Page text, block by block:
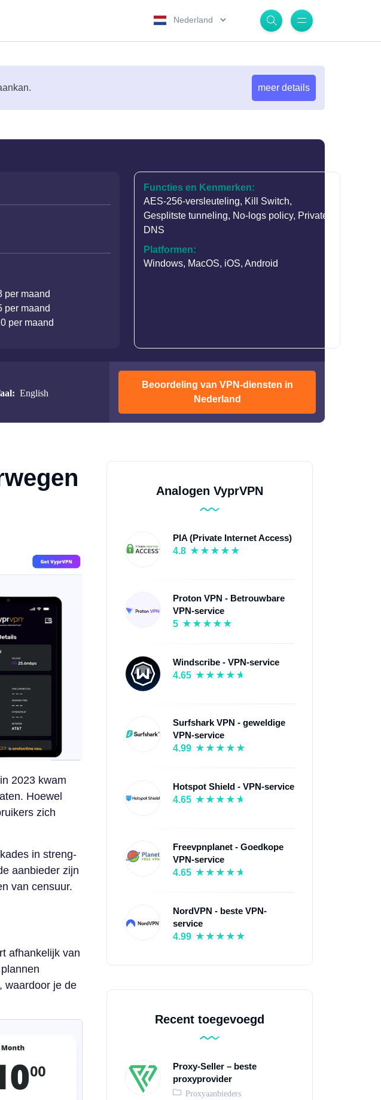
meer details
per maand
per maand
per maand
Functies en Kenmerken:
AES-256-versleuteling, Kill Switch,
Gesplitste tunneling, No-logs policy, Private
DNS
Platformen:
Windows, MacOS, iOS, Android
English
Beoordeling van VPN-diensten in
Nederland
2023 kwam
Hoewel
zich
in streng-
aanbieder zijn
van censuur.
afhankelijk van
waardoor je de
Analogen VyprVPN
PIA (Private Internet Access)
4.8
Proton VPN - Betrouwbare
VPN-service
5
Windscribe - VPN-service
4.65
Surfshark VPN - geweldige
VPN-service
4.99
Hotspot Shield - VPN-service
4.65
Freevpnplanet - Goedkope
VPN-service
4.65
NordVPN - beste VPN-
service
4.99
Recent toegevoegd
Proxy-Seller – beste
proxyprovider
Proxyaanbieders